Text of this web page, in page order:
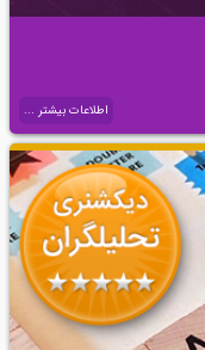
اطلاعات بیشتر ...